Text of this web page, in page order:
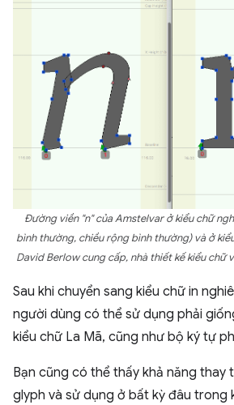
Đường viền "n" của Amstelvar ở kiểu chữ
bình thường, chiều rộng bình thường) và ở
David Berlow cung cấp, nhà thiết kế kiểu chữ
Sau khi chuyển sang kiểu chữ in
người dùng có thể sử dụng phải
kiểu chữ La Mã, cũng như bộ ký tự
Bạn cũng có thể thấy khả năng thay
glyph và sử dụng ở bất kỳ đâu trong